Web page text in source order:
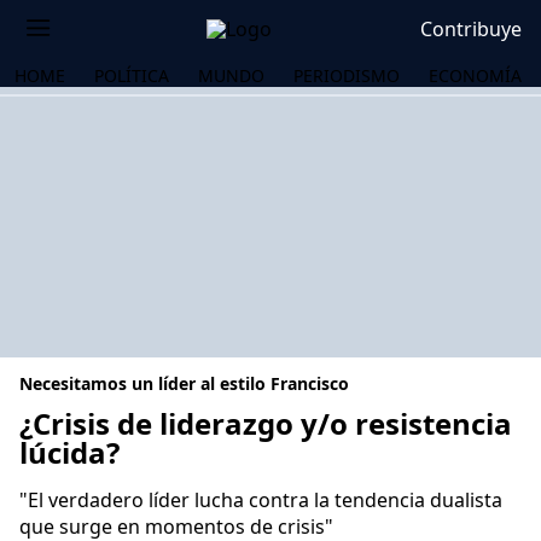
Contribuye
HOME POLÍTICA MUNDO PERIODISMO ECONOMÍA
Necesitamos un líder al estilo Francisco
¿Crisis de liderazgo y/o resistencia
lúcida?
"El verdadero líder lucha contra la tendencia dualista
que surge en momentos de crisis"